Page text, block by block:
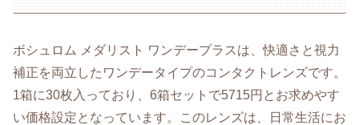
ボシュロム メダリスト ワンデープラスは、快適さと視力
補正を両立したワンデータイプのコンタクトレンズです。
1箱に30枚入っており、6箱セットで5715円とお求めやす
い価格設定となっています。このレンズは、日常生活にお